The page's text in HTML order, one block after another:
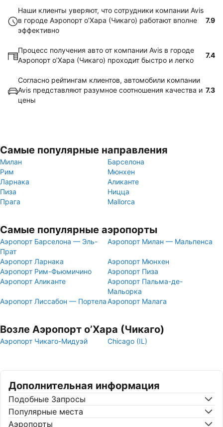
Наши клиенты уверяют, что сотрудники компании Avis
в городе Аэропорт о’Хара (Чикаго) работают вполне
эффективно
7.9
Процесс получения авто от компании Avis в городе
Аэропорт о’Хара (Чикаго) проходит быстро и легко
7.4
Согласно рейтингам клиентов, автомобили компании
Avis представляют разумное соотношения качества и
цены
7.3
Самые популярные направления
Милан
Барселона
Рим
Мюнхен
Ларнака
Аликанте
Пиза
Ницца
Прага
Mallorca
Самые популярные аэропорты
Аэропорт Барселона — Эль-
Прат
Аэропорт Милан — Мальпенса
Аэропорт Ларнака
Аэропорт Мюнхен
Аэропорт Рим-Фьюмичино
Аэропорт Пиза
Аэропорт Аликанте
Аэропорт Пальма-де-
Мальорка
Аэропорт Лиссабон — ПортелаАэропорт Малага
Возле Аэропорт о’Хара (Чикаго)
Аэропорт Чикаго-Мидуэй Chicago (IL)
Дополнительная информация
Подобные Запросы
Популярные места
Аэропорты